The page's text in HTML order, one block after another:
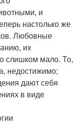
и
настолько же
Любовные
их
слишком мало. То,
недостижимо;
дают себя
в виде